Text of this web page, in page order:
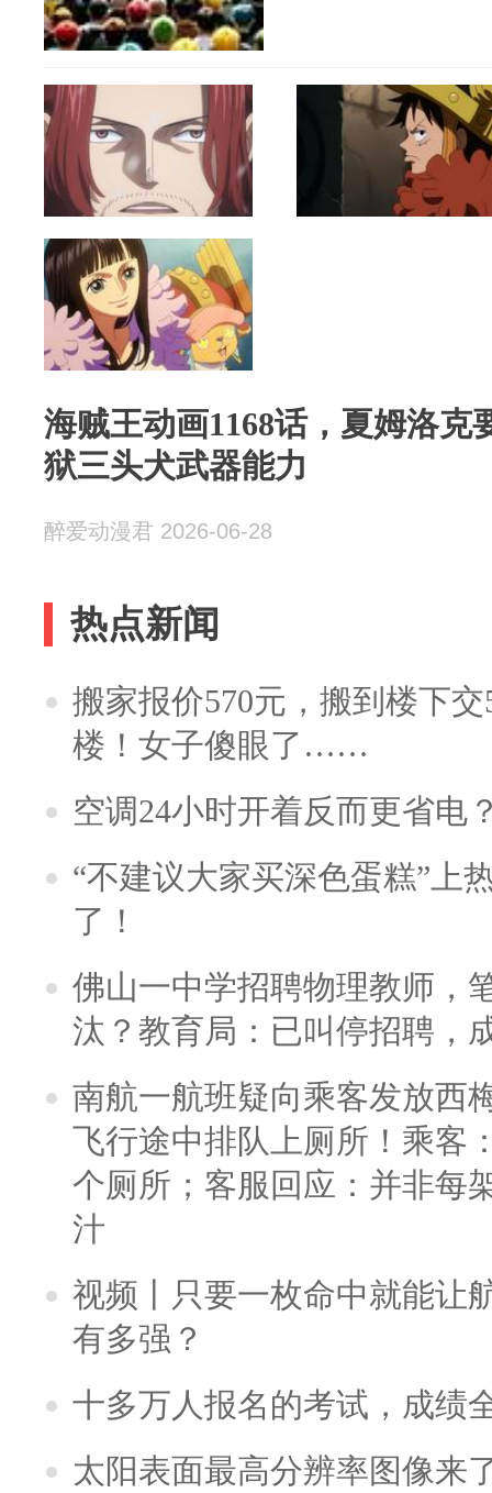
海贼王动画1168话，夏姆洛克
狱三头犬武器能力
醉爱动漫君 2026-06-28
热点新闻
搬家报价570元，搬到楼下
楼！女子傻眼了……
空调24小时开着反而更省电
“不建议大家买深色蛋糕”上
了！
佛山一中学招聘物理教师，
汰？教育局：已叫停招聘，
南航一航班疑向乘客发放西
飞行途中排队上厕所！乘客
个厕所；客服回应：并非每
汁
视频丨只要一枚命中就能让
有多强？
十多万人报名的考试，成绩
太阳表面最高分辨率图像来